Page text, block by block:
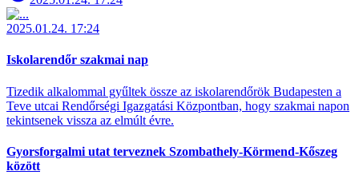
2025.01.24. 17:24
Iskolarendőr szakmai nap
Tizedik alkalommal gyűltek össze az iskolarendőrök Budapesten a
Teve utcai Rendőrségi Igazgatási Központban, hogy szakmai napon
tekintsenek vissza az elmúlt évre.
Gyorsforgalmi utat terveznek Szombathely-Körmend-Kőszeg
között